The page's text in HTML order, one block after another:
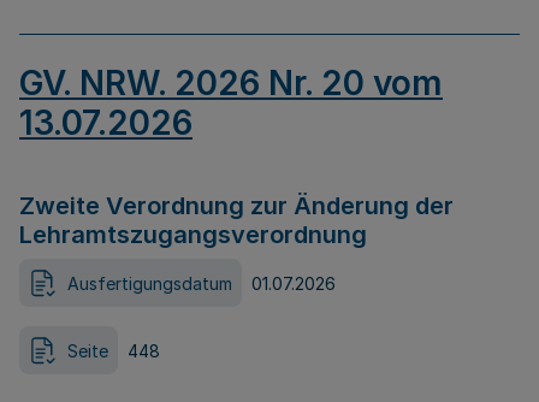
GV. NRW. 2026 Nr. 20 vom
13.07.2026
Zweite Verordnung zur Änderung der
Lehramtszugangsverordnung
Ausfertigungsdatum 01.07.2026
Seite 448